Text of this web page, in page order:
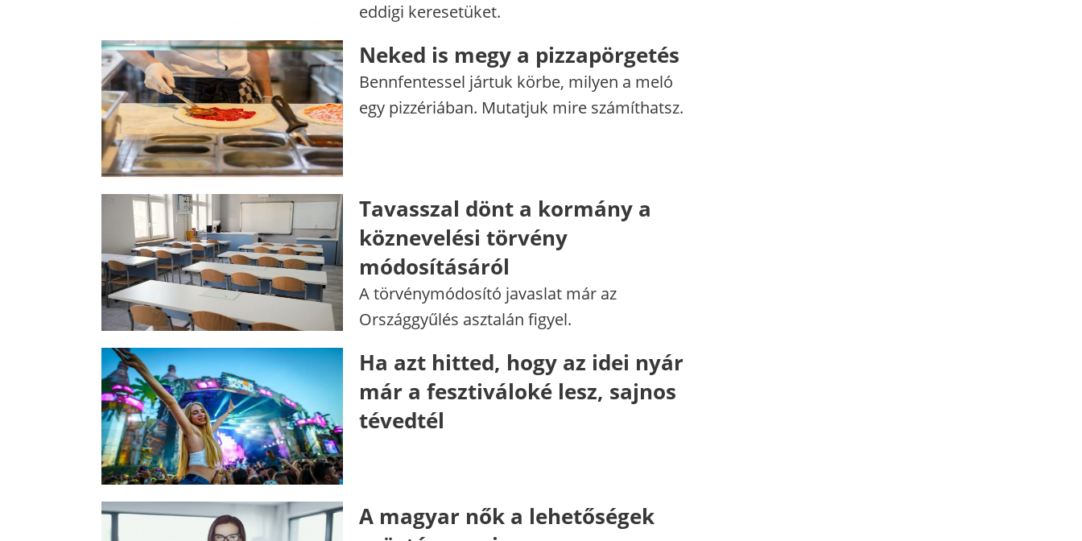
eddigi keresetüket.
Neked is megy a pizzapörgetés
Bennfentessel jártuk körbe, milyen a meló
egy pizzériában. Mutatjuk mire számíthatsz.
Tavasszal dönt a kormány a
köznevelési törvény
módosításáról
A törvénymódosító javaslat már az
Országgyűlés asztalán figyel.
Ha azt hitted, hogy az idei nyár
már a fesztiváloké lesz, sajnos
tévedtél
A magyar nők a lehetőségek